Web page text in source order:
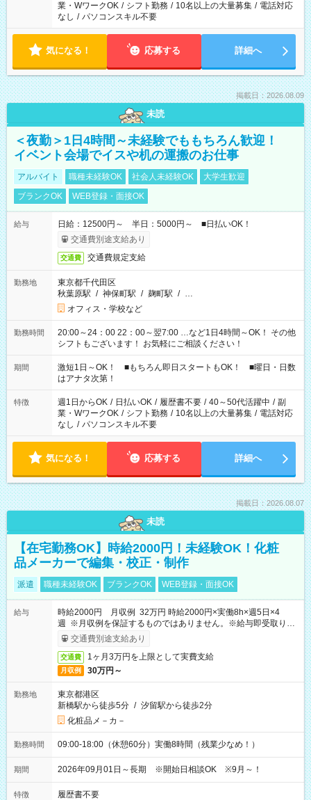
業・WワークOK / シフト勤務 / 10名以上の大量募集 / 電話対応
なし / パソコンスキル不要
気になる！ 応募する 詳細へ
掲載日：2026.08.09
未読
＜夜勤＞1日4時間～未経験でももちろん歓迎！
イベント会場でイスや机の運搬のお仕事
アルバイト 職種未経験OK 社会人未経験OK
大学生歓迎
ブランクOK
WEB登録・面接OK
給与
日給：12500円～ 半日：5000円～ ■日払いOK！
交通費別途支給あり
交通費 交通費規定支給
勤務地
東京都千代田区
秋葉原駅 / 神保町駅 / 麹町駅 / …
オフィス・学校など
勤務時間
20:00～24：00 22：00～翌7:00 …など1日4時間～OK！ その他
シフトもございます！ お気軽にご相談ください！
期間
激短1日～OK！ ■もちろん即日スタートもOK！ ■曜日・日数
はアナタ次第！
特徴 週1日からOK / 日払いOK / 履歴書不要 / 40～50代活躍中 / 副
業・WワークOK / シフト勤務 / 10名以上の大量募集 / 電話対応
なし / パソコンスキル不要
気になる！ 応募する 詳細へ
掲載日：2026.08.07
未読
【在宅勤務OK】時給2000円！未経験OK！化粧
品メーカーで編集・校正・制作
派遣 職種未経験OK ブランクOK WEB登録・面接OK
給与
時給2000円 月収例 32万円 時給2000円×実働8h×週5日×4
週 ※月収例を保証するものではありません。※給与即受取りサ
ービス利用可（利用条件有）
交通費別途支給あり
交通費 1ヶ月3万円を上限として実費支給
月収例 30万円～
勤務地
東京都港区
新橋駅から徒歩5分 / 汐留駅から徒歩2分
化粧品メ－カ－
勤務時間 09:00-18:00（休憩60分）実働8時間（残業少なめ！）
期間 2026年09月01日～長期 ※開始日相談OK ※9月～！
特徴 履歴書不要